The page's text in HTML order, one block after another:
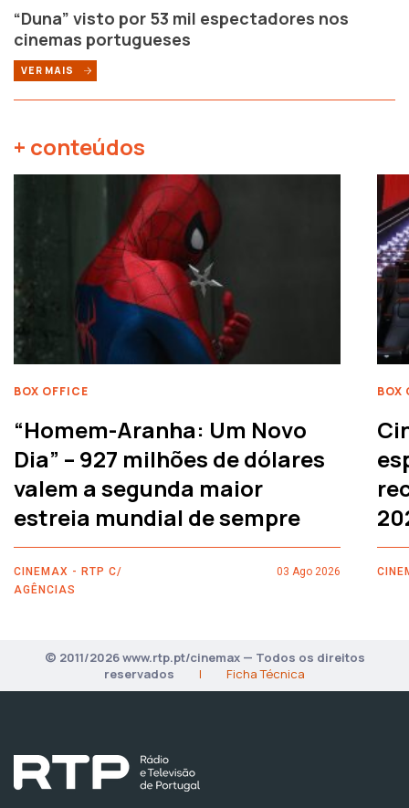
“Duna” visto por 53 mil espectadores nos
cinemas portugueses
VER MAIS
+ conteúdos
BOX OFFICE
“Homem-Aranha: Um Novo
Dia” – 927 milhões de dólares
valem a segunda maior
estreia mundial de sempre
CINEMAX - RTP C/
AGÊNCIAS
03 Ago 2026
BOX
© 2011/2026 www.rtp.pt/cinemax — Todos os direitos
reservados
| Ficha Técnica